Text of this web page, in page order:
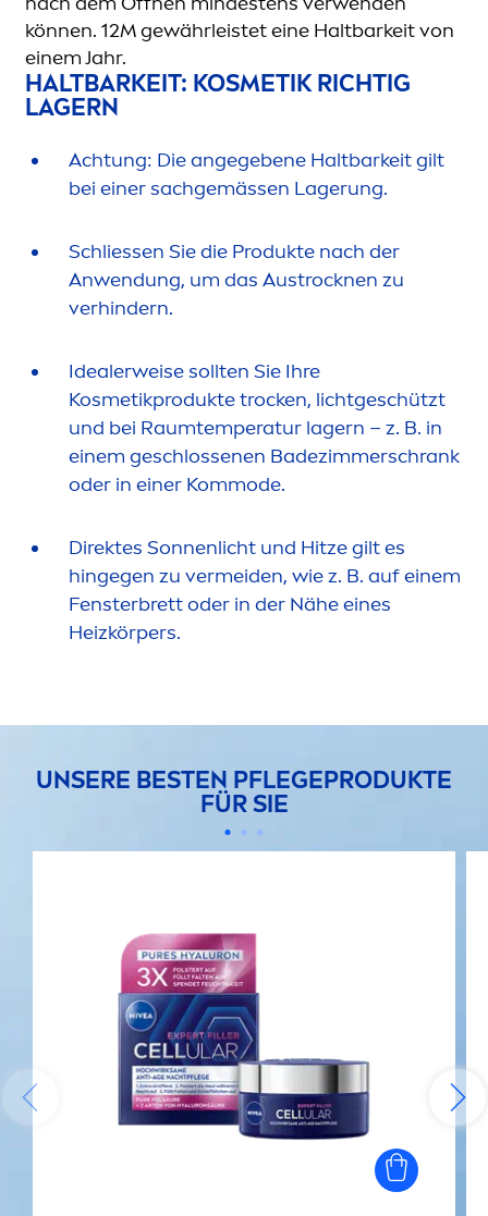
können. 12M gewährleistet eine Haltbarkeit von
einem Jahr.
HALTBARKEIT: KOSMETIK RICHTIG
LAGERN
Achtung: Die angegebene Haltbarkeit gilt
bei einer sachgemässen Lagerung.
Schliessen Sie die Produkte nach der
Anwendung, um das Austrocknen zu
verhindern.
Idealerweise sollten Sie Ihre
Kosmetikprodukte trocken, lichtgeschützt
und bei Raumtemperatur lagern – z. B. in
einem geschlossenen Badezimmerschrank
oder in einer Kommode.
Direktes Sonnenlicht und Hitze gilt es
hingegen zu vermeiden, wie z. B. auf einem
Fensterbrett oder in der Nähe eines
Heizkörpers.
UNSERE BESTEN PFLEGEPRODUKTE
FÜR SIE